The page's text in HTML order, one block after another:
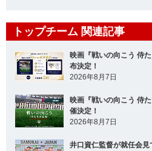
トップチーム 関連記事
映画『戦いの向こう 侍
布決定！
2026年8月7日
映画『戦いの向こう 侍
催決定！
2026年8月7日
井口資仁監督が就任会